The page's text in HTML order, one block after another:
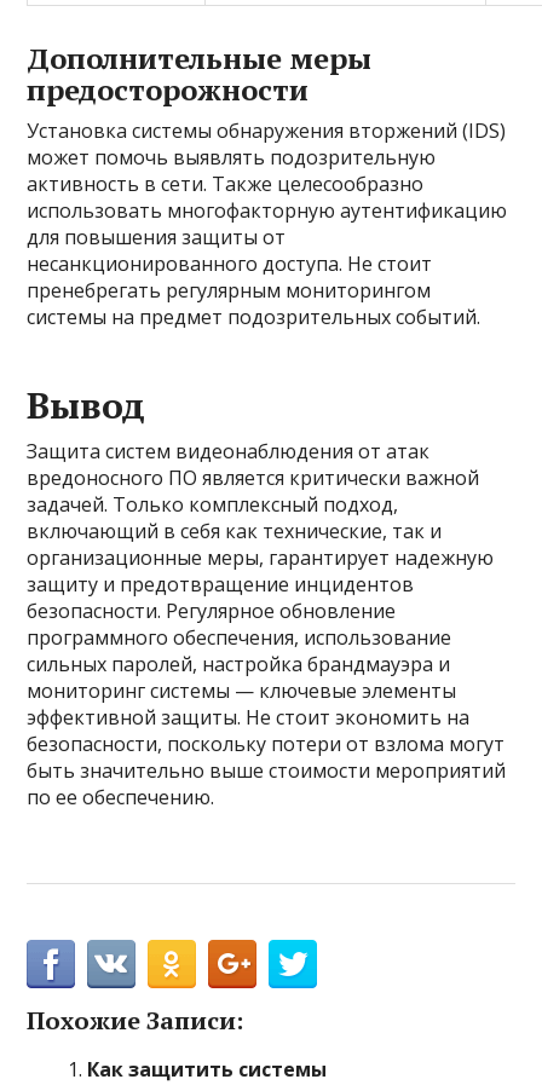
Дополнительные меры
предосторожности
Установка системы обнаружения вторжений (IDS)
может помочь выявлять подозрительную
активность в сети. Также целесообразно
использовать многофакторную аутентификацию
для повышения защиты от
несанкционированного доступа. Не стоит
пренебрегать регулярным мониторингом
системы на предмет подозрительных событий.
Вывод
Защита систем видеонаблюдения от атак
вредоносного ПО является критически важной
задачей. Только комплексный подход,
включающий в себя как технические, так и
организационные меры, гарантирует надежную
защиту и предотвращение инцидентов
безопасности. Регулярное обновление
программного обеспечения, использование
сильных паролей, настройка брандмауэра и
мониторинг системы — ключевые элементы
эффективной защиты. Не стоит экономить на
безопасности, поскольку потери от взлома могут
быть значительно выше стоимости мероприятий
по ее обеспечению.
Похожие Записи:
Как защитить системы